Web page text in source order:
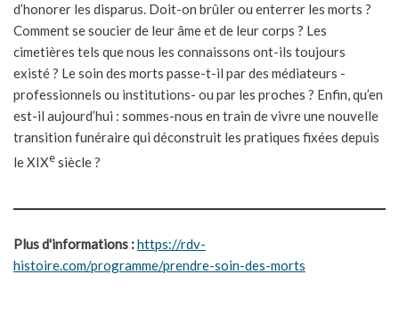
d’honorer les disparus. Doit-on brûler ou enterrer les morts ?
Comment se soucier de leur âme et de leur corps ? Les
cimetières tels que nous les connaissons ont-ils toujours
existé ? Le soin des morts passe-t-il par des médiateurs -
professionnels ou institutions- ou par les proches ? Enfin, qu’en
est-il aujourd’hui : sommes-nous en train de vivre une nouvelle
transition funéraire qui déconstruit les pratiques fixées depuis
le XIXe siècle ?
Plus d'informations :https://rdv-
histoire.com/programme/prendre-soin-des-morts